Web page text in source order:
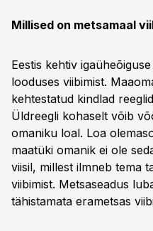
Millised on metsamaal
Eestis kehtiv
looduses viibimist.
kehtestatud kindlad
Üldreegli kohaselt võib
omaniku loal. Loa
maatüki omanik ei ole
viisil, millest ilmneb tema
viibimist. Metsaseadus
tähistamata erametsas